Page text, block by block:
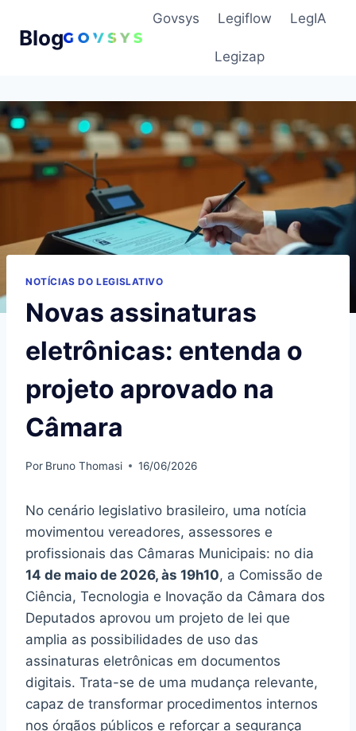
paraBlog
Govsys Legiflow LegIA
Legizap
NOTÍCIAS DO LEGISLATIVO
Novas assinaturas
eletrônicas: entenda o
projeto aprovado na
Câmara
Por Bruno Thomasi 16/06/2026
No cenário legislativo brasileiro, uma notícia
movimentou vereadores, assessores e
profissionais das Câmaras Municipais: no dia
14 de maio de 2026, às 19h10, a Comissão de
Ciência, Tecnologia e Inovação da Câmara dos
Deputados aprovou um projeto de lei que
amplia as possibilidades de uso das
assinaturas eletrônicas em documentos
digitais. Trata-se de uma mudança relevante,
capaz de transformar procedimentos internos
nos órgãos públicos e reforçar a segurança